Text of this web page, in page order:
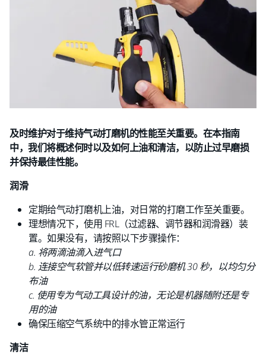
及时维护对于维持气动打磨机的性能至关重要。在本指南
中，我们将概述何时以及如何上油和清洁，以防止过早磨损
并保持最佳性能。
润滑
定期给气动打磨机上油，对日常的打磨工作至关重要。
理想情况下，使用 FRL（过滤器、调节器和润滑器）装
置。如果没有，请按照以下步骤操作：
a. 将两滴油滴入进气口
b. 连接空气软管并以低转速运行砂磨机 30 秒，以均匀分
布油
c. 使用专为气动工具设计的油，无论是机器随附还是专
用的油
确保压缩空气系统中的排水管正常运行
清洁